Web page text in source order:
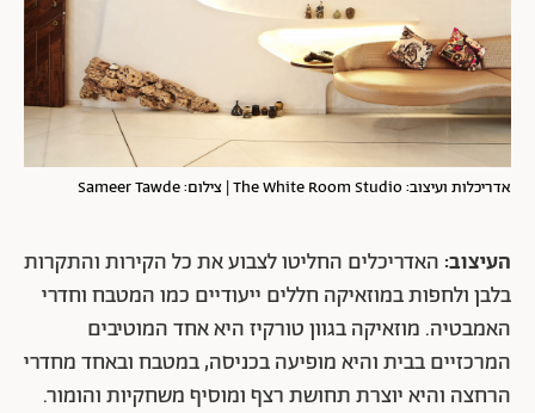
אדריכלות ועיצוב: The White Room Studio | צילום: Sameer Tawde
העיצוב: האדריכלים החליטו לצבוע את כל הקירות והתקרות
בלבן ולחפות במוזאיקה חללים ייעודיים כמו המטבח וחדרי
האמבטיה. מוזאיקה בגוון טורקיז היא אחד המוטיבים
המרכזיים בבית והיא מופיעה בכניסה, במטבח ובאחד מחדרי
הרחצה והיא יוצרת תחושת רצף ומוסיף משחקיות והומור.